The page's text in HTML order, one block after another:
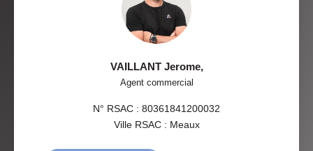
VAILLANT Jerome,
Agent commercial
N° RSAC : 80361841200032
Ville RSAC : Meaux